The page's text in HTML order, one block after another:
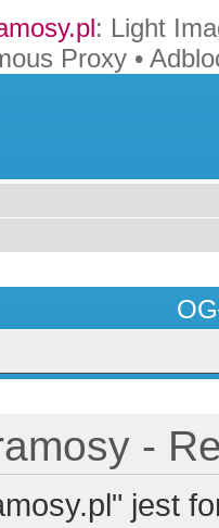
: Light
Proxy •
-
jest